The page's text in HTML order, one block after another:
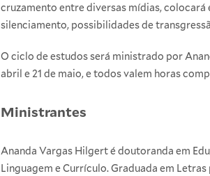
cruzamento entre diversas mídias,
silenciamento, possibilidades de
O ciclo de estudos será ministrado por
abril e 21 de maio, e todos valem horas
Ministrantes
Ananda Vargas Hilgert é doutoranda em
Linguagem e Currículo. Graduada em